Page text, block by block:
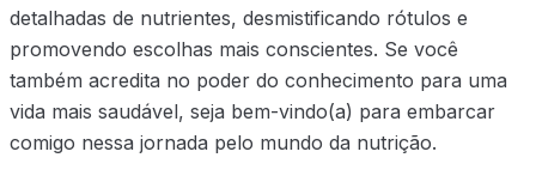
detalhadas de nutrientes, desmistificando rótulos e
promovendo escolhas mais conscientes. Se você
também acredita no poder do conhecimento para uma
vida mais saudável, seja bem-vindo(a) para embarcar
comigo nessa jornada pelo mundo da nutrição.